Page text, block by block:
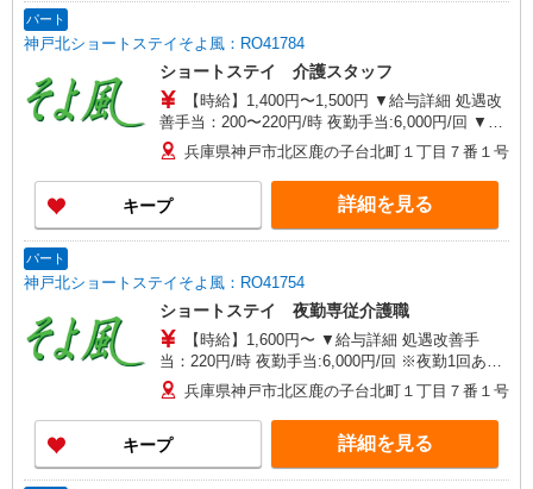
パート
神戸北ショートステイそよ風：RO41784
ショートステイ 介護スタッフ
【時給】1,400円〜1,500円 ▼給与詳細 処遇改
善手当：200〜220円/時 夜勤手当:6,000円/回 ▼下
記別途支給 通勤手当 年末年始手当：380円/時 寸
志あり：年2回（6月・12月） ※業績による ※処
遇改善手当は試用期間中(3ヶ月)は支給なし
兵庫県神戸市北区鹿の子台北町１丁目７番１号
キープ 詳細を見る
パート
神戸北ショートステイそよ風：RO41754
ショートステイ 夜勤専従介護職
【時給】1,600円〜 ▼給与詳細 処遇改善手
当：220円/時 夜勤手当:6,000円/回 ※夜勤1回あた
り30,000円（処遇改善手当含） ▼下記別途支給 通
勤手当 年末年始手当：380円/時 ※12/300時〜
1/324時 寸志あり：年2回（6月・12月） ※業績に
よる ※処遇改善手当は試用期間中(3ヶ月)は支給な
し
兵庫県神戸市北区鹿の子台北町１丁目７番１号
キープ 詳細を見る